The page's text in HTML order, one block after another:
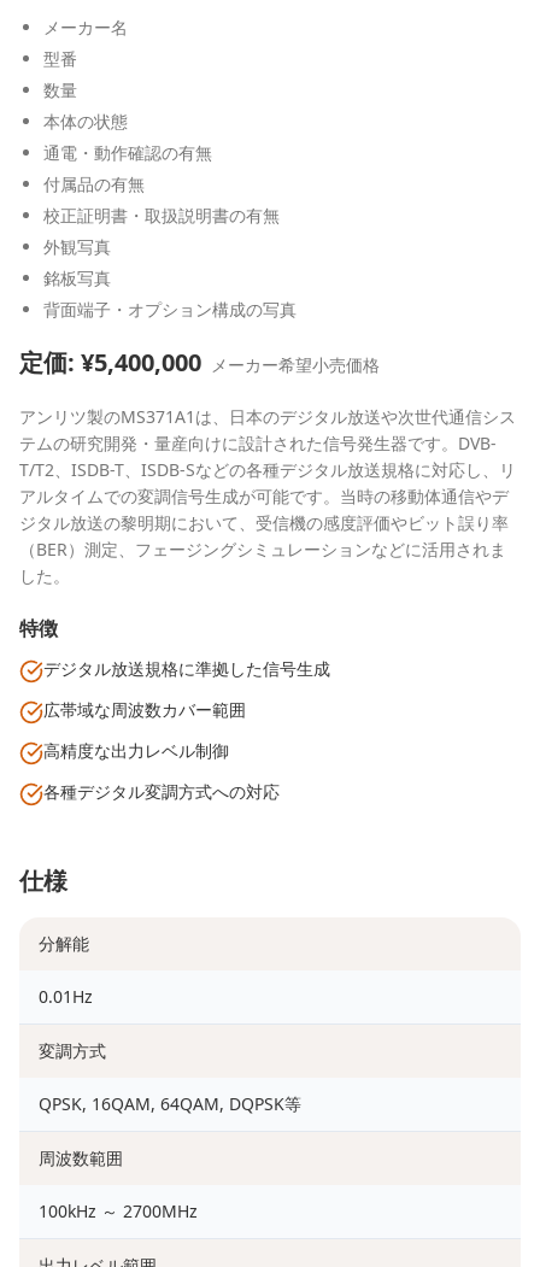
メーカー名
型番
数量
本体の状態
通電・動作確認の有無
付属品の有無
校正証明書・取扱説明書の有無
外観写真
銘板写真
背面端子・オプション構成の写真
定価: ¥5,400,000 メーカー希望小売価格
アンリツ製のMS371A1は、日本のデジタル放送や次世代通信シス
テムの研究開発・量産向けに設計された信号発生器です。DVB-
T/T2、ISDB-T、ISDB-Sなどの各種デジタル放送規格に対応し、リ
アルタイムでの変調信号生成が可能です。当時の移動体通信やデ
ジタル放送の黎明期において、受信機の感度評価やビット誤り率
（BER）測定、フェージングシミュレーションなどに活用されま
した。
特徴
デジタル放送規格に準拠した信号生成
広帯域な周波数カバー範囲
高精度な出力レベル制御
各種デジタル変調方式への対応
仕様
分解能
0.01Hz
変調方式
QPSK, 16QAM, 64QAM, DQPSK等
周波数範囲
100kHz ～ 2700MHz